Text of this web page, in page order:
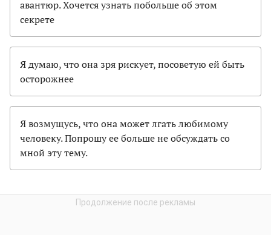
авантюр. Хочется узнать побольше об этом
секрете
Я думаю, что она зря рискует, посоветую ей быть
осторожнее
Я возмущусь, что она может лгать любимому
человеку. Попрошу ее больше не обсуждать со
мной эту тему.